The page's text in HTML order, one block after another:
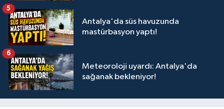
Antalya'da süs havuzunda
mastürbasyon yaptı!
5
Meteoroloji uyardı: Antalya'da
sağanak bekleniyor!
6